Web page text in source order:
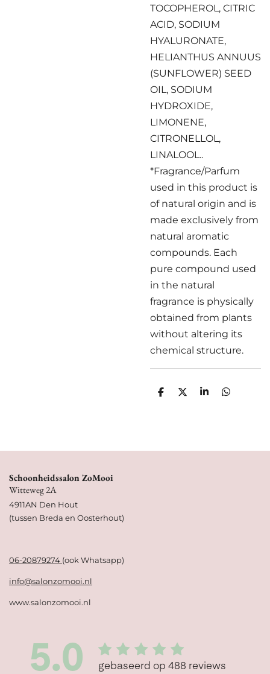
TOCOPHEROL, CITRIC
ACID, SODIUM
HYALURONATE,
HELIANTHUS ANNUUS
(SUNFLOWER) SEED
OIL, SODIUM
HYDROXIDE,
LIMONENE,
CITRONELLOL,
LINALOOL..
*Fragrance/Parfum
used in this product is
of natural origin and is
made exclusively from
natural aromatic
compounds. Each
pure compound used
in the natural
fragrance is physically
obtained from plants
without altering its
chemical structure.
D
D
S
D
Schoonheidssalon ZoMooi
Witteweg 2A
4911AN Den Hout
(tussen Breda en Oosterhout)
06-20879274 (ook Whatsapp)
info@salonzomooi.nl
www.salonzomooi.nl